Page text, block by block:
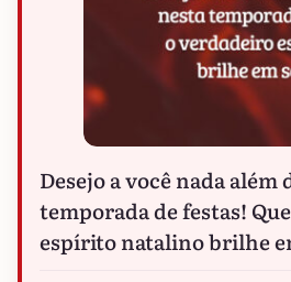
Desejo a você nada
temporada de festas!
espírito natalino brilhe